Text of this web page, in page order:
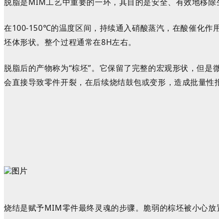
在100-150℃的温度区间，持续通入硝酸蒸汽，在酸催化作
坯体形状。整个过程通常在8H左右。
脱脂后的产物称为“棕坯”。它保留了完整的宏观形状，但
会直接导致零件开裂，在后续烧结鼓包或变形，造成批量性
烧结是赋予MIM零件最终灵魂的步骤。脆弱的棕坯被小心